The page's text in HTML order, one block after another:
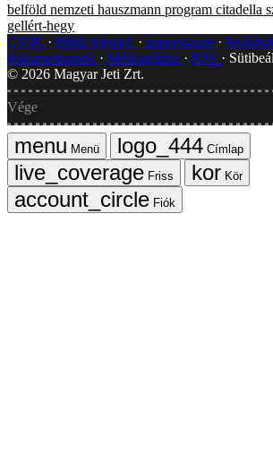
belföld nemzeti hauszmann program citadella
gellért-hegy
GYIK
Hibát jelentek Impresszum
dokumentumok
Médiaajánlat RSS
© 2026 Magyar Jeti Zrt.
Vége
Menü
Címlap
Friss
Kör
Fiók